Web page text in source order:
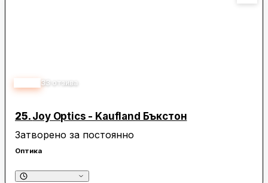
33 отзива
25. Joy Optics - Kaufland Бъкстон
Затворено за постоянно
Оптика